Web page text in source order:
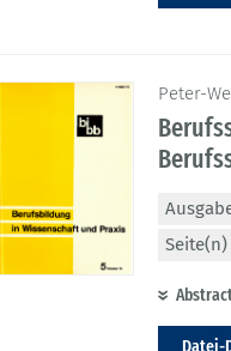
Peter-
Seite(n)
Datei-